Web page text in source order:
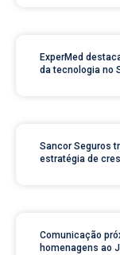
ExperMed
da tecnologia no
Sancor Seguros
estratégia de
Comunicação
homenagens ao